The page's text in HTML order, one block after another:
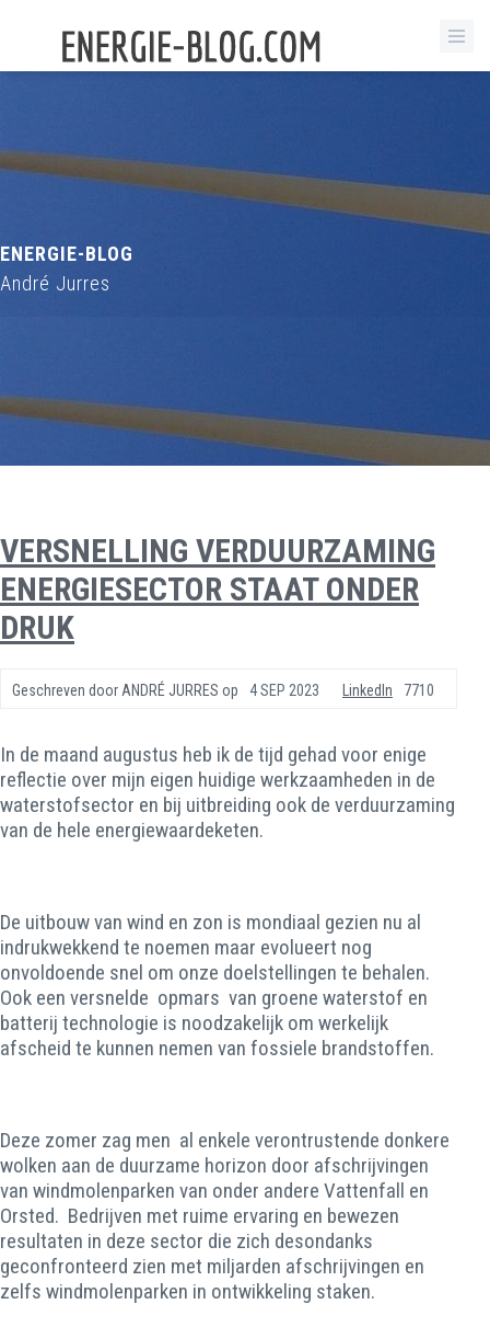
ENERGIE-BLOG
André Jurres
VERSNELLING VERDUURZAMING
ENERGIESECTOR STAAT ONDER
DRUK
Geschreven door ANDRÉ JURRES op 4 SEP 2023 7710
LinkedIn
In de maand augustus heb ik de tijd gehad voor enige
reflectie over mijn eigen huidige werkzaamheden in de
waterstofsector en bij uitbreiding ook de verduurzaming
van de hele energiewaardeketen.
De uitbouw van wind en zon is mondiaal gezien nu al
indrukwekkend te noemen maar evolueert nog
onvoldoende snel om onze doelstellingen te behalen.
Ook een versnelde opmars van groene waterstof en
batterij technologie is noodzakelijk om werkelijk
afscheid te kunnen nemen van fossiele brandstoffen.
Deze zomer zag men al enkele verontrustende donkere
wolken aan de duurzame horizon door afschrijvingen
van windmolenparken van onder andere Vattenfall en
Orsted. Bedrijven met ruime ervaring en bewezen
resultaten in deze sector die zich desondanks
geconfronteerd zien met miljarden afschrijvingen en
zelfs windmolenparken in ontwikkeling staken.